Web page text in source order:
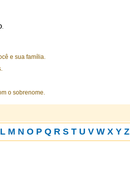
.
e sua família.
o sobrenome.
L M N O P Q R S T U V W X Y Z